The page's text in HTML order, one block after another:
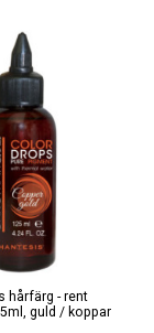
hårfärg - rent
guld / koppar